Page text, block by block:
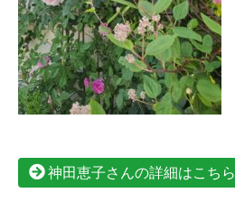
神田恵子さんの詳細はこちら